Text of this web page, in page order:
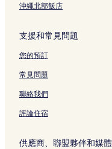
沖繩北部飯店
支援和常見問題
您的預訂
常見問題
聯絡我們
評論住宿
供應商、聯盟夥伴和媒體